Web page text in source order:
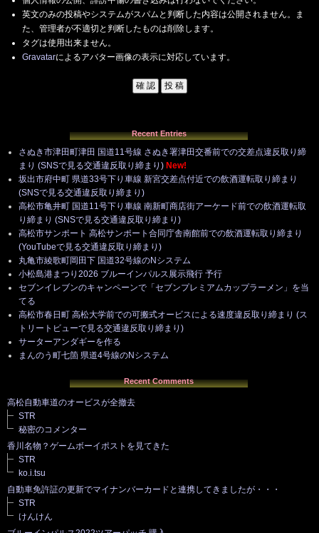
英文のみの投稿やシステムがスパムと判断した内容は公開されません。ま
た、管理者が不適切と判断したものは削除します。
タグは使用出来ません。
Gravatarによるアバター画像の表示に対応しています。
Recent Entries
さぬき市津田町津田 国道11号線 さぬき署津田交番前での交差点違反取り締
まり (SNSで見る交通違反取り締まり) New!
坂出市府中町 県道33号下り車線 新宮交差点付近での飲酒運転取り締まり
(SNSで見る交通違反取り締まり)
高松市亀井町 国道11号下り車線 南新町商店街アーケード前での飲酒運転取
り締まり (SNSで見る交通違反取り締まり)
高松市サンポート 高松サンポート合同庁舎南館前での飲酒運転取り締まり
(YouTubeで見る交通違反取り締まり)
丸亀市綾歌町岡田下 国道32号線のNシステム
小松島港まつり2026 ブルーインパルス展示飛行 予行
セブンイレブンのキャンペーンで「セブンプレミアムカップラーメン」を当
てる
高松市春日町 高松大学前での可搬式オービスによる速度違反取り締まり (ス
トリートビューで見る交通違反取り締まり)
サーターアンダギーを作る
まんのう町七箇 県道4号線のNシステム
Recent Comments
高松自動車道のオービスが全撤去
STR
秘密のコメンター
香川名物？ゲームボーイポストを見てきた
STR
ko.i.tsu
自動車免許証の更新でマイナンバーカードと連携してきましたが・・・
STR
けんけん